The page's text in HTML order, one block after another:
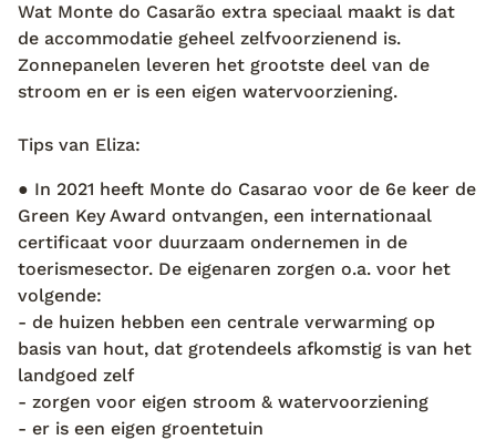
Wat Monte do Casarão extra speciaal maakt is dat
de accommodatie geheel zelfvoorzienend is.
Zonnepanelen leveren het grootste deel van de
stroom en er is een eigen watervoorziening.
Tips van Eliza:
● In 2021 heeft Monte do Casarao voor de 6e keer de
Green Key Award ontvangen, een internationaal
certificaat voor duurzaam ondernemen in de
toerismesector. De eigenaren zorgen o.a. voor het
volgende:
- de huizen hebben een centrale verwarming op
basis van hout, dat grotendeels afkomstig is van het
landgoed zelf
- zorgen voor eigen stroom & watervoorziening
- er is een eigen groentetuin